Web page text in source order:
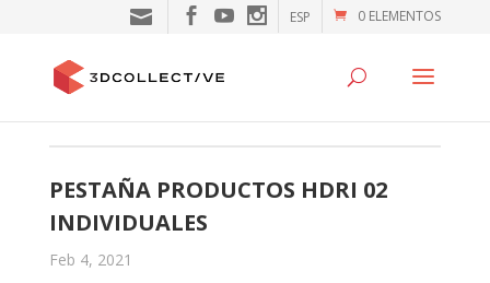
0 ELEMENTOS
ESP
PESTAÑA PRODUCTOS HDRI 02
INDIVIDUALES
Feb 4, 2021